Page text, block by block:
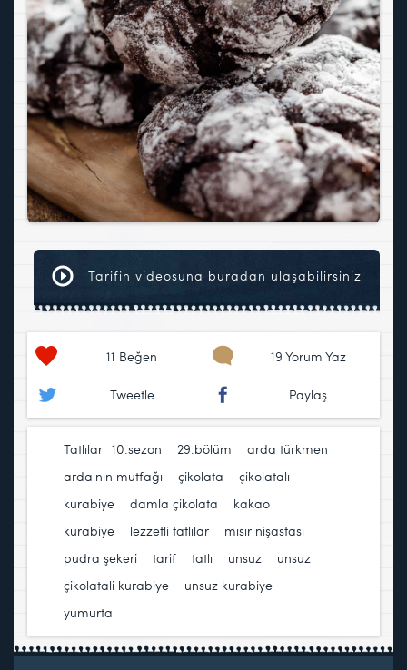
Tarifin videosuna buradan ulaşabilirsiniz
11 Beğen 19 Yorum Yaz
Tweetle Paylaş
Tatlılar 10.sezon 29.bölüm arda türkmen
arda'nın mutfağı
çikolata
çikolatalı
kurabiye
damla çikolata kakao
kurabiye
lezzetli tatlılar mısır nişastası
pudra şekeri
tarif tatlı unsuz
unsuz
çikolatali kurabiye
unsuz kurabiye
yumurta